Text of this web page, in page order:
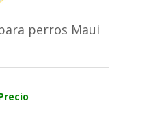
perros Maui